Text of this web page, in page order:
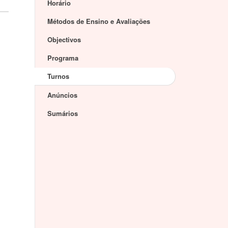
Horário
Métodos de Ensino e Avaliações
Objectivos
Programa
Turnos
Anúncios
Sumários